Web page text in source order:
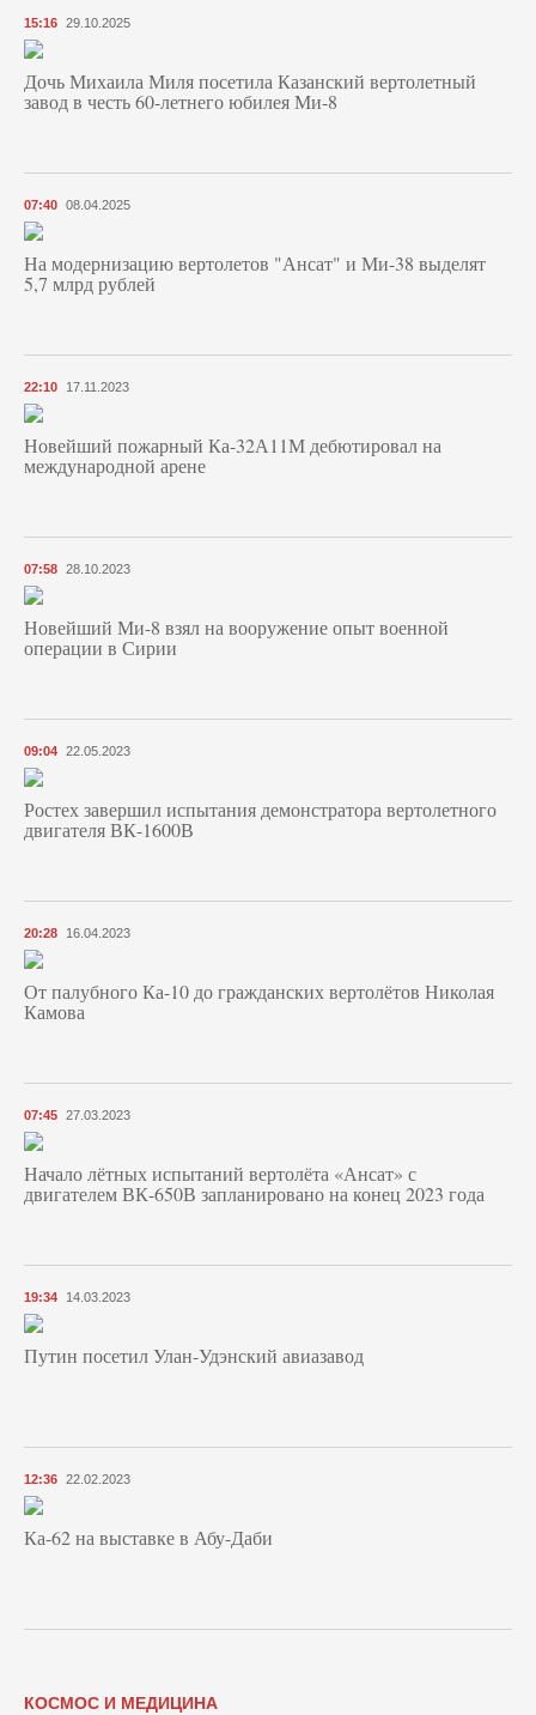
15:16 29.10.2025
Дочь Михаила Миля посетила Казанский вертолетный
завод в честь 60-летнего юбилея Ми-8
07:40 08.04.2025
На модернизацию вертолетов "Ансат" и Ми-38 выделят
5,7 млрд рублей
22:10 17.11.2023
Новейший пожарный Ка-32А11М дебютировал на
международной арене
07:58 28.10.2023
Новейший Ми-8 взял на вооружение опыт военной
операции в Сирии
09:04 22.05.2023
Ростех завершил испытания демонстратора вертолетного
двигателя ВК-1600В
20:28 16.04.2023
От палубного Ка-10 до гражданских вертолётов Николая
Камова
07:45 27.03.2023
Начало лётных испытаний вертолёта «Ансат» с
двигателем ВК-650В запланировано на конец 2023 года
19:34 14.03.2023
Путин посетил Улан-Удэнский авиазавод
12:36 22.02.2023
Ка-62 на выставке в Абу-Даби
КОСМОС И МЕДИЦИНА